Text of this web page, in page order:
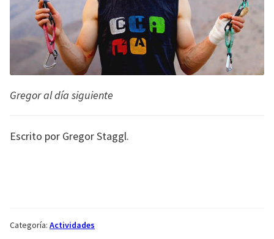
Gregor al día siguiente
Escrito por Gregor Staggl.
Categoría: Actividades